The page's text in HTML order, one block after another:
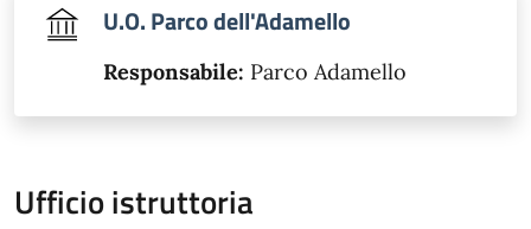
U.O. Parco dell'Adamello
Responsabile: Parco Adamello
Ufficio istruttoria